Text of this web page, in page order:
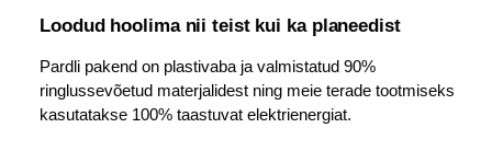
Loodud hoolima nii teist kui ka planeedist
Pardli pakend on plastivaba ja valmistatud 90%
ringlussevõetud materjalidest ning meie terade tootmiseks
kasutatakse 100% taastuvat elektrienergiat.